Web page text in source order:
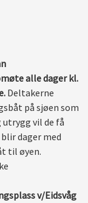
alle dager kl.
Deltakerne
på sjøen som
utrygg vil de få
dager med
til øyen.
v/Eidsvåg